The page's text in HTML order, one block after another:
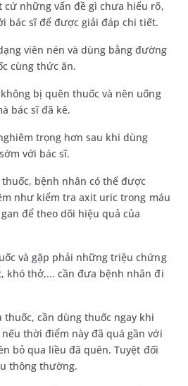
cứ những vấn đề gì chưa hiểu rõ,
bác sĩ để được giải đáp chi tiết.
viên nén và dùng bằng đường
cùng thức ăn.
bị quên thuốc và nên uống
bác sĩ đã kê.
trọng hơn sau khi dùng
với bác sĩ.
bệnh nhân có thể được
như kiểm tra axit uric trong máu
để theo dõi hiệu quả của
và gặp phải những triệu chứng
khó thở,... cần đưa bệnh nhân đi
cần dùng thuốc ngay khi
thời điểm này đã quá gần với
bỏ qua liều đã quên. Tuyệt đối
thông thường.